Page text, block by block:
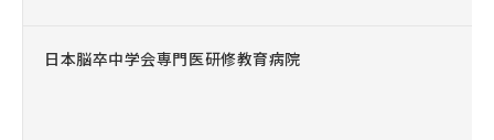
日本脳卒中学会専門医研修教育病院